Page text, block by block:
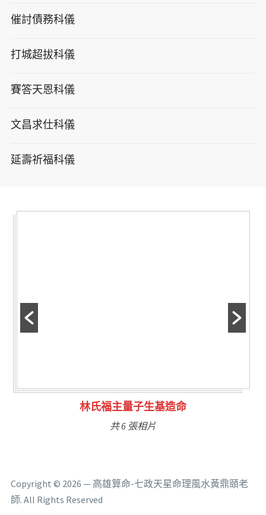
催討債務科儀
打城超拔科儀
賽答天恩科儀
文昌求仕科儀
延壽祈福科儀
林氏福主量子生基造命
共 6 張相片
Copyright © 2026 — 高雄算命-七政天星命理風水黃鼎頤老
師. All Rights Reserved